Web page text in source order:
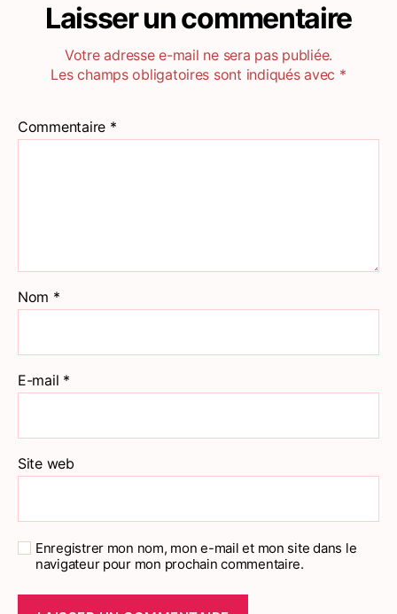
Laisser un commentaire
Votre adresse e-mail ne sera pas publiée.
Les champs obligatoires sont indiqués avec *
Commentaire *
Nom *
E-mail *
Site web
Enregistrer mon nom, mon e-mail et mon site dans le
navigateur pour mon prochain commentaire.